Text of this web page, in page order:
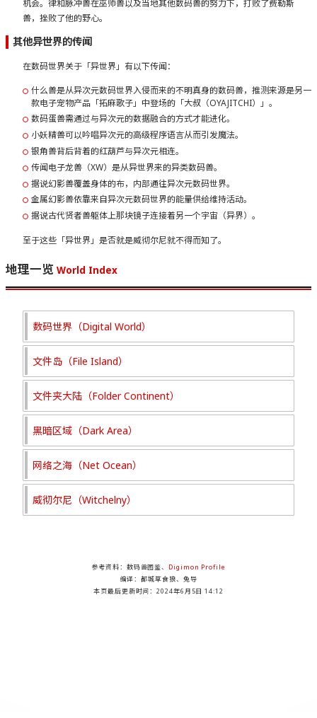
机会。律和脉冲兽在巫师兽以及当地其他数码兽的努力下，打败了费勒斯
兽，挫败了他的野心。
其他异世界的传闻
在数码世界关于「异世界」有以下传闻：
什么兽是从异次元数码世界入侵而来的不明真身的数码兽，推测来源是另一
款电子宠物产品「拓麻歌子」中登场的「大叔（OYAJITCHI）」。
数码蛋兽需通过与异次元的数据融合的方式才能进化。
小妖精兽可以吟唱异次元的高级程序语言从而引发魔法。
银角兽背后背着的红葫芦与异次元相连。
传闻电子龙兽（XW）是从异世界来的异类数码兽。
据说幻影兽覆盖身体的布，内部通往异次元数码世界。
金属幻影兽依靠来自异次元数码世界的能量供给维持活动。
据说古代贤者兽躯体上那块镜子连接着另一个宇宙（异界）。
至于这些「异世界」是否就是威彻尔尼就不得而知了。
地理一览 World Index
数码世界（Digital World）
文件岛（File Island）
文件夹大陆（Folder Continent）
黑暗区域（Dark Area）
网络之海（Net Ocean）
威彻尔尼（Witchelny）
参考资料：数码兽图鉴、 Digimon Profile
编译：都城草食狼、兔导
本页最后更新时间：2024年6月5日 14:12